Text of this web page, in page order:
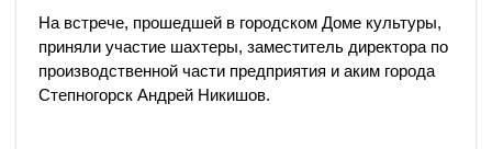
На встрече, прошедшей в городском Доме культуры,
приняли участие шахтеры, заместитель директора по
производственной части предприятия и аким города
Степногорск Андрей Никишов.